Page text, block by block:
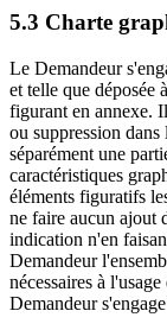
5.3 Charte
Le Demandeur
et telle que déposée
figurant en annexe.
ou suppression
séparément une
caractéristiques
éléments figuratifs
ne faire aucun ajout
indication n'en
Demandeur
nécessaires à
Demandeur